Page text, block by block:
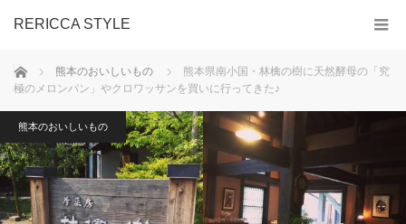
RERICCA STYLE
ホーム 熊本のおいしいもの
熊本県南小国・林檎の樹に天然酵母の「究
極のメロンパン」やクロワッサンを買いに行ってきた♪
熊本のおいしいもの